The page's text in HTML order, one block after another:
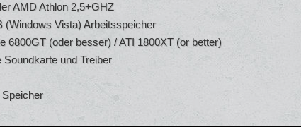
AMD Athlon 2,5+GHZ
Vista) Arbeitsspeicher
6800GT (oder besser) / ATI 1800XT (or better)
und Treiber